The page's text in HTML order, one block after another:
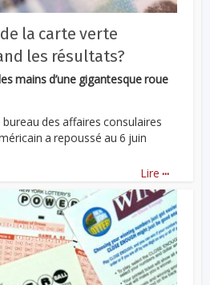
la carte verte
les résultats?
mains d’une gigantesque roue
des affaires consulaires
a repoussé au 6 juin
Lire ...